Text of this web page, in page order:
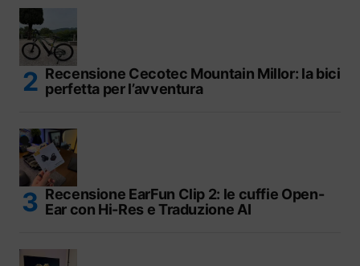
Recensione Cecotec Mountain Millor: la bici
perfetta per l’avventura
Recensione EarFun Clip 2: le cuffie Open-
Ear con Hi-Res e Traduzione AI